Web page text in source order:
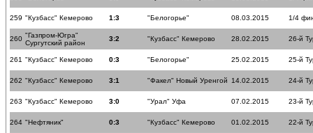
259 "Кузбасс" Кемерово 1:3 "Белогорье" 08.03.2015 1/4
260 "Газпром-Югра"
Сургутский район
3:2 "Кузбасс" Кемерово 28.02.2015 26-й
261 "Кузбасс" Кемерово 0:3 "Белогорье" 25.02.2015 25-й
262 "Кузбасс" Кемерово 3:1 "Факел" Новый Уренгой 14.02.2015 24-й
263 "Кузбасс" Кемерово 3:0 "Урал" Уфа 07.02.2015 23-й
264 "Нефтяник" 0:3 "Кузбасс" Кемерово 01.02.2015 22-й